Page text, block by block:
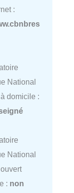
:
National
domicile :
National
: non